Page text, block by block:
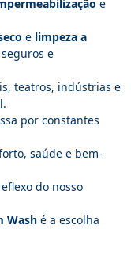
e
e limpeza a
e
teatros, indústrias e
por constantes
saúde e bem-
do nosso
Wash é a escolha